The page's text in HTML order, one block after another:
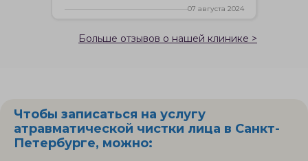
Больше отзывов о нашей клинике >
07 августа 2024
Чтобы записаться на услугу
атравматической чистки лица в Санкт-
Петербурге, можно: